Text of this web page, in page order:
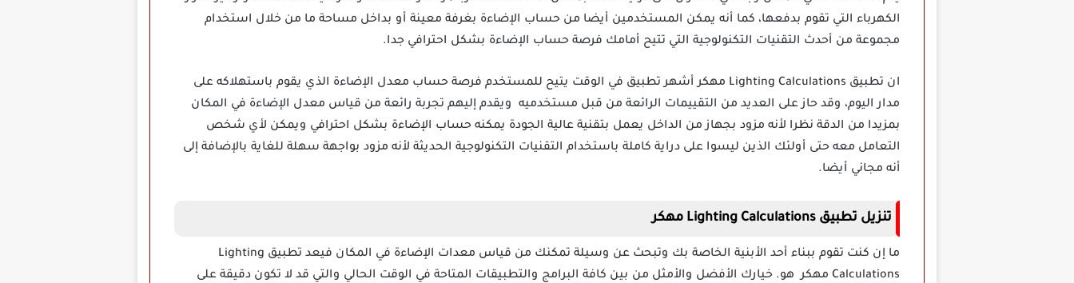
الكهرباء التي تقوم بدفعها، كما أنه يمكن المستخدمين أيضا من حساب الإضاءة بغرفة معينة أو بداخل مساحة ما من خلال استخدام
مجموعة من أحدث التقنيات التكنولوجية التي تتيح أمامك فرصة حساب الإضاءة بشكل احترافي جدا.
ان تطبيق Lighting Calculations مهكر أشهر تطبيق في الوقت يتيح للمستخدم فرصة حساب معدل الإضاءة الذي يقوم باستهلاكه على
مدار اليوم، وقد حاز على العديد من التقييمات الرائعة من قبل مستخدميه ويقدم إليهم تجربة رائعة من قياس معدل الإضاءة في المكان
بمزيدا من الدقة نظرا لأنه مزود بجهاز من الداخل يعمل بتقنية عالية الجودة يمكنه حساب الإضاءة بشكل احترافي ويمكن لأي شخص
التعامل معه حتى أولئك الذين ليسوا على دراية كاملة باستخدام التقنيات التكنولوجية الحديثة لأنه مزود بواجهة سهلة للغاية بالإضافة إلى
أنه مجاني أيضا.
تنزيل تطبيق Lighting Calculations مهكر
ما إن كنت تقوم ببناء أحد الأبنية الخاصة بك وتبحث عن وسيلة تمكنك من قياس معدات الإضاءة في المكان فيعد تطبيق Lighting
Calculations مهكر هو. خيارك الأفضل والأمثل من بين كافة البرامج والتطبيقات المتاحة في الوقت الحالي والتي قد لا تكون دقيقة على